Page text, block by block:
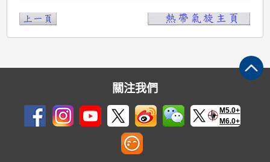
關注我們
M5.0+
M6.0+